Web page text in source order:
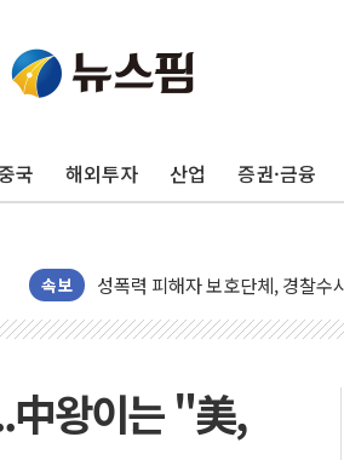
국 해외투자 산업 증권·금융
속보
빚투·레버리지 줄었지만, 반도
[2보] 북, 원산서 동해상으로 단
양주 가전제품 창고서 화재…차량
종로·중구 오피스 78%가 준공
성폭력 피해자 보호단체, 경찰
"5.18은 북한 지령" 설교한 목사
[종합] 특검, '양평' 원희룡 2차
[내일날씨] 절기상 '입추'에 폭염
中왕이는 "美,